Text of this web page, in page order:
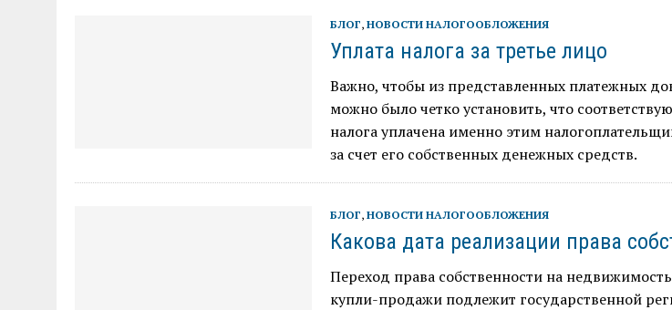
БЛОГ, НОВОСТИ НАЛОГООБЛОЖЕНИЯ
Уплата налога за третье лицо
Важно, чтобы из представленных платежных
можно было четко установить, что
налога уплачена именно этим
за счет его собственных денежных средств.
БЛОГ, НОВОСТИ НАЛОГООБЛОЖЕНИЯ
Какова дата реализации права
Переход права собственности на
купли-продажи подлежит государственной